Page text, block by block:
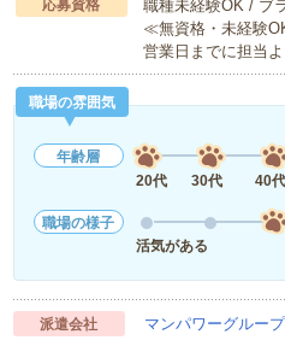
応募資格
職種未経験OK / ブ
≪無資格・未経験
営業日までに担当
職場の雰囲気
年齢層
20代
30代 40代
職場の様子
活気がある
派遣会社 マンパワーグルー